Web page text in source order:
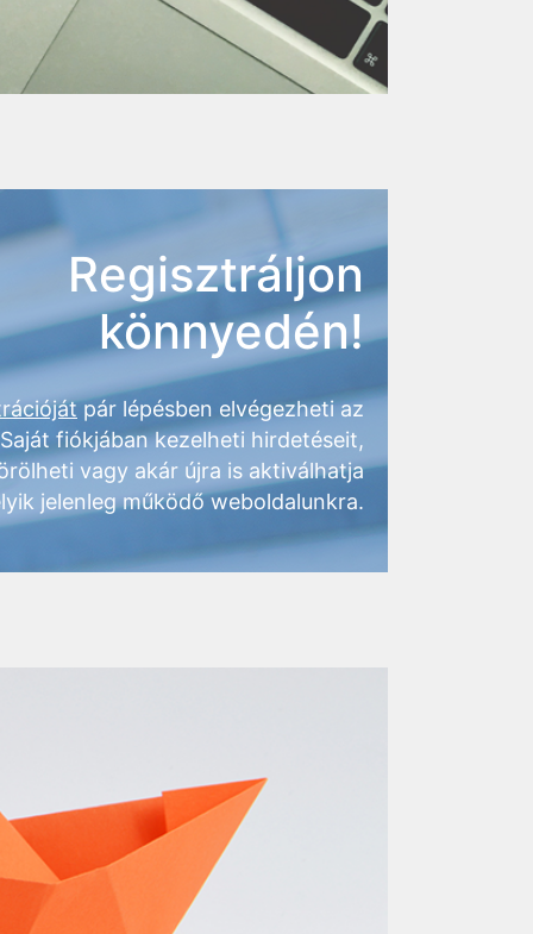
Regisztráljon
könnyedén!
pár lépésben elvégezheti az
fiókjában kezelheti hirdetéseit,
vagy akár újra is aktiválhatja
jelenleg működő weboldalunkra.